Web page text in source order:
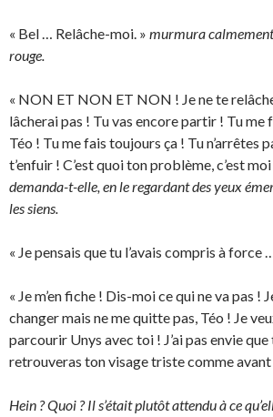
« Bel … Relâche-moi. » murmura
rouge.
« NON ET NON ET NON ! Je ne te
lâcherai pas ! Tu vas encore partir ! Tu me
Téo ! Tu me fais toujours ça ! Tu n’arrêtes
t’enfuir ! C’est quoi ton problème, c’est moi
demanda-t-elle, en le regardant des yeux
les siens.
« Je pensais que tu l’avais compris à force
« Je m’en fiche ! Dis-moi ce qui ne va pas !
changer mais ne me quitte pas, Téo ! Je
parcourir Unys avec toi ! J’ai pas envie que
retrouveras ton visage triste comme avant
Hein ? Quoi ? Il s’était plutôt attendu à ce